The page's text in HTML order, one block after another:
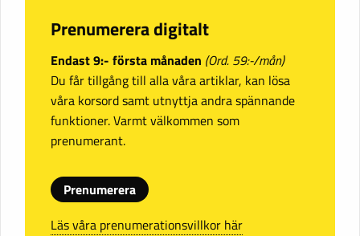
Prenumerera digitalt
Endast 9:- första månaden (Ord. 59:-/mån)
Du får tillgång till alla våra artiklar, kan lösa
våra korsord samt utnyttja andra spännande
funktioner. Varmt välkommen som
prenumerant.
Prenumerera
Läs våra prenumerationsvillkor här